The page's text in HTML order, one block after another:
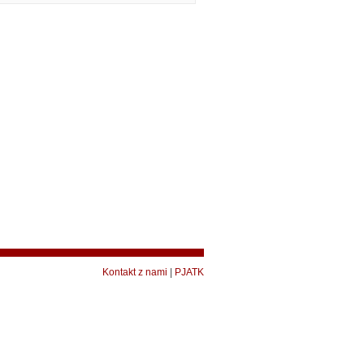
Kontakt z nami PJATK